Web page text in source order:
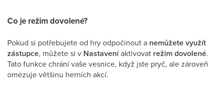
Co je režim dovolené?
Pokud si potřebujete od hry odpočinout a nemůžete využít
zástupce, můžete si v Nastaveníaktivovat režim dovolené.
Tato funkce chrání vaše vesnice, když jste pryč, ale zároveň
omezuje většinu herních akcí.